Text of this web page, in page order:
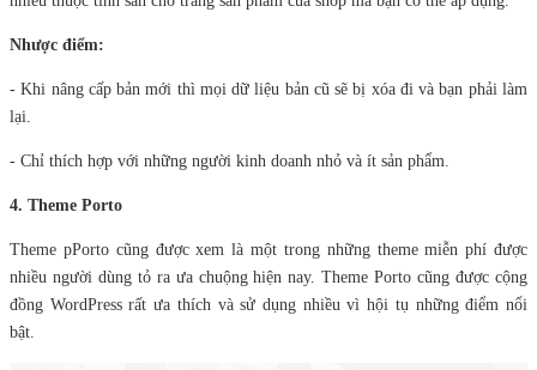
Nhược điểm:
- Khi nâng cấp bản mới thì mọi dữ liệu bản cũ sẽ bị xóa đi và bạn phải làm
lại.
- Chỉ thích hợp với những người kinh doanh nhỏ và ít sản phẩm.
4. Theme Porto
Theme pPorto cũng được xem là một trong những theme miễn phí được
nhiều người dùng tỏ ra ưa chuộng hiện nay. Theme Porto cũng được cộng
đồng WordPress rất ưa thích và sử dụng nhiều vì hội tụ những điểm nổi
bật.